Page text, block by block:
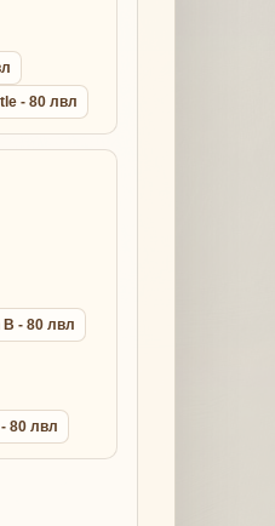
- 80 лвл
- 80 лвл
80 лвл